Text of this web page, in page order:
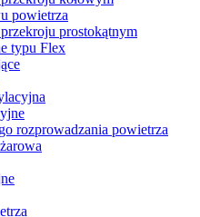
powietrza
prostokątnym
typu Flex
rozprowadzania powietrza